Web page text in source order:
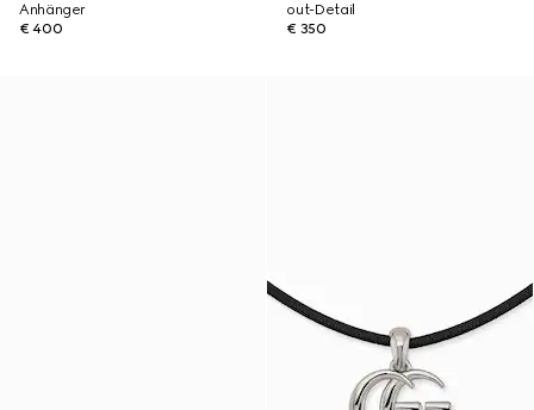
Anhänger
€ 400
out-Detail
€ 350